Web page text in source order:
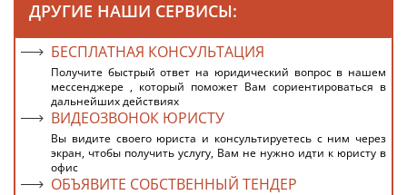
ДРУГИЕ НАШИ СЕРВИСЫ:
БЕСПЛАТНАЯ КОНСУЛЬТАЦИЯ
Получите быстрый ответ на юридический вопрос в нашем
мессенджере , который поможет Вам сориентироваться в
дальнейших действиях
ВИДЕОЗВОНОК ЮРИСТУ
Вы видите своего юриста и консультируетесь с ним через
экран, чтобы получить услугу, Вам не нужно идти к юристу в
офис
ОБЪЯВИТЕ СОБСТВЕННЫЙ ТЕНДЕР